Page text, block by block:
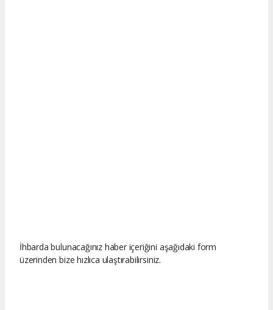
İhbarda bulunacağınız haber içeriğini aşağıdaki form
üzerinden bize hızlıca ulaştırabilirsiniz.